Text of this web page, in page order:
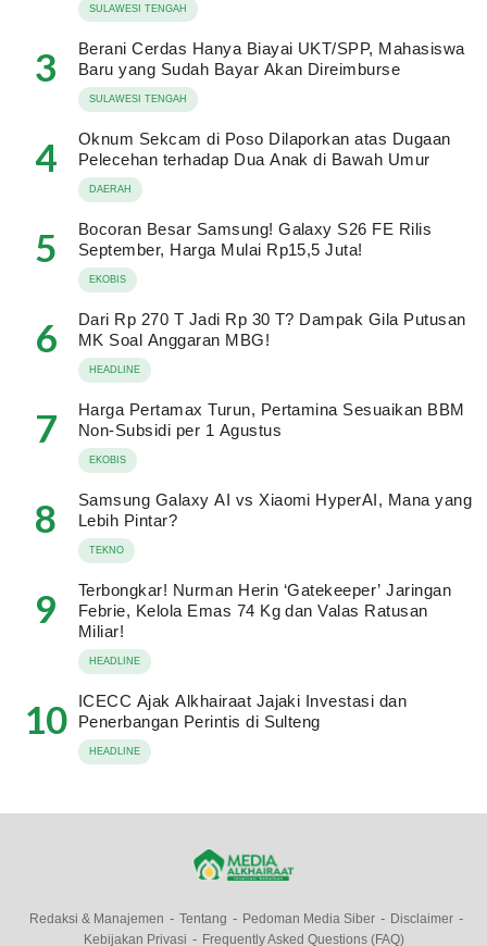
SULAWESI TENGAH
3
Berani Cerdas Hanya Biayai UKT/SPP, Mahasiswa
Baru yang Sudah Bayar Akan Direimburse
SULAWESI TENGAH
4
Oknum Sekcam di Poso Dilaporkan atas Dugaan
Pelecehan terhadap Dua Anak di Bawah Umur
DAERAH
5
Bocoran Besar Samsung! Galaxy S26 FE Rilis
September, Harga Mulai Rp15,5 Juta!
EKOBIS
6
Dari Rp 270 T Jadi Rp 30 T? Dampak Gila Putusan
MK Soal Anggaran MBG!
HEADLINE
7
Harga Pertamax Turun, Pertamina Sesuaikan BBM
Non-Subsidi per 1 Agustus
EKOBIS
8
Samsung Galaxy AI vs Xiaomi HyperAI, Mana yang
Lebih Pintar?
TEKNO
9
Terbongkar! Nurman Herin ‘Gatekeeper’ Jaringan
Febrie, Kelola Emas 74 Kg dan Valas Ratusan
Miliar!
HEADLINE
10
ICECC Ajak Alkhairaat Jajaki Investasi dan
Penerbangan Perintis di Sulteng
HEADLINE
Redaksi & Manajemen Tentang Pedoman Media Siber
Disclaimer
Kebijakan Privasi
Frequently Asked Questions (FAQ)